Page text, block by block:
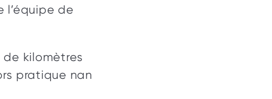
l’équipe de
de kilomètres
pratique nan